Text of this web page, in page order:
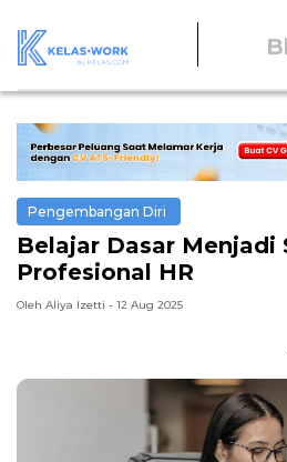
Pengembangan Diri
Belajar Dasar Menjadi
Profesional HR
Oleh Aliya Izetti - 12 Aug 2025